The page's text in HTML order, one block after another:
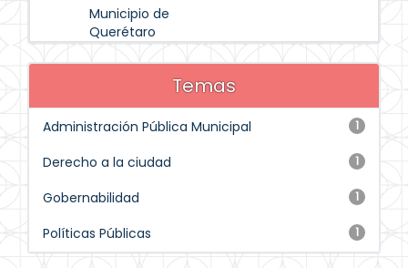
Municipio de
Querétaro
Temas
1
Administración Pública Municipal
1
Derecho a la ciudad
1
Gobernabilidad
1
Políticas Públicas